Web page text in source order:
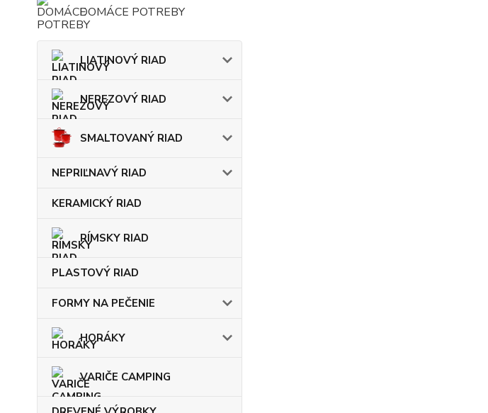
DOMÁCE POTREBY
LIATINOVÝ RIAD
NEREZOVÝ RIAD
SMALTOVANÝ RIAD
NEPRIĽNAVÝ RIAD
KERAMICKÝ RIAD
RÍMSKY RIAD
PLASTOVÝ RIAD
FORMY NA PEČENIE
HORÁKY
VARIČE CAMPING